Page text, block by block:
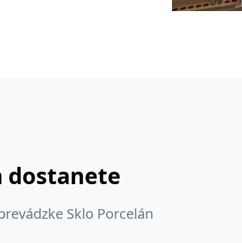
dostanete
Sklo Porcelán